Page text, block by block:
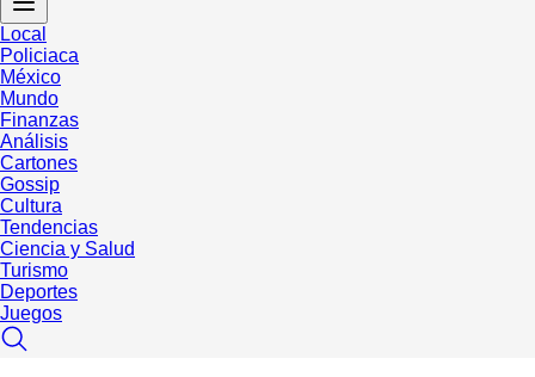
Local
Policiaca
México
Mundo
Finanzas
Análisis
Cartones
Gossip
Cultura
Tendencias
Ciencia y Salud
Turismo
Deportes
Juegos